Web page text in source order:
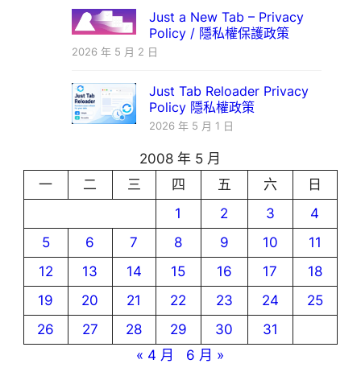
Just a New Tab – Privacy
Policy / 隱私權保護政策
2026 年 5 月 2 日
Just Tab Reloader Privacy
Policy 隱私權政策
2026 年 5 月 1 日
2008 年 5 月
一
二 三 四 五 六
日
1
2 3
4
5
6 7 8 9 10
11
12
13 14 15 16 17
18
19
20 21 22 23 24
25
26
27 28 29 30
31
« 4 月
6 月 »